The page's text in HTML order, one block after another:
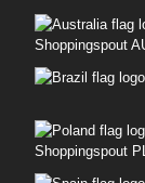
Shoppingspout
Shoppingspout